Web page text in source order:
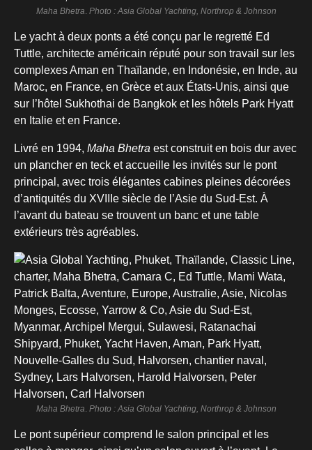
Maha Bhetra.Photo : Asia Global Yachting, Northrop & Johnson
Le yacht à deux ponts a été conçu par le regretté Ed
Tuttle, architecte américain réputé pour son travail sur les
complexes Aman en Thaïlande, en Indonésie, en Inde, au
Maroc, en France, en Grèce et aux États-Unis, ainsi que
sur l’hôtel Sukhothai de Bangkok et les hôtels Park Hyatt
en Italie et en France.
Livré en 1994, Maha Bhetra est construit en bois dur avec
un plancher en teck et accueille les invités sur le pont
principal, avec trois élégantes cabines pleines décorées
d’antiquités du XVIIIe siècle de l’Asie du Sud-Est. À
l’avant du bateau se trouvent un banc et une table
extérieurs très agréables.
Maha Bhetra.Photo : Asia Global Yachting, Northrop & Johnson
Le pont supérieur comprend le salon principal et les